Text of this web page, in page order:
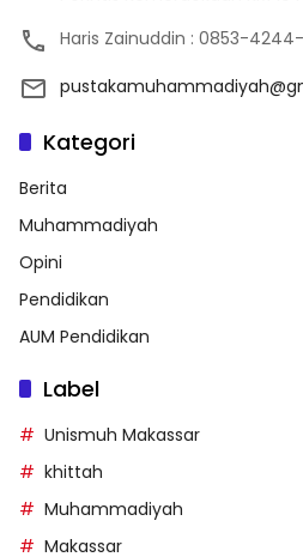
Haris Zainuddin : 0853-
Kategori
Berita
Muhammadiyah
Opini
Pendidikan
AUM Pendidikan
Label
Unismuh Makassar
khittah
Muhammadiyah
Makassar